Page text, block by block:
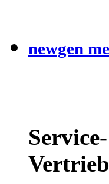
newgen